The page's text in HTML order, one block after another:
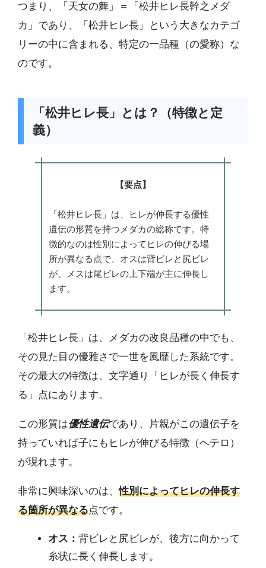
つまり、「天女の舞」＝「松井ヒレ長幹之メダ
カ」であり、「松井ヒレ長」という大きなカテゴ
リーの中に含まれる、特定の一品種（の愛称）な
のです。
「松井ヒレ長」とは？（特徴と定
義）
【要点】
「松井ヒレ長」は、ヒレが伸長する優性
遺伝の形質を持つメダカの総称です。特
徴的なのは性別によってヒレの伸びる場
所が異なる点で、オスは背ビレと尻ビレ
が、メスは尾ビレの上下端が主に伸長し
ます。
「松井ヒレ長」は、メダカの改良品種の中でも、
その見た目の優雅さで一世を風靡した系統です。
その最大の特徴は、文字通り「ヒレが長く伸長す
る」点にあります。
この形質は優性遺伝であり、片親がこの遺伝子を
持っていれば子にもヒレが伸びる特徴（ヘテロ）
が現れます。
非常に興味深いのは、性別によってヒレの伸長す
る箇所が異なる点です。
オス： 背ビレと尻ビレが、後方に向かって
糸状に長く伸長します。